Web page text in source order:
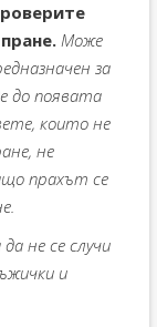
Може
за
до появата
които не
не
прахът се
да не се случи
и